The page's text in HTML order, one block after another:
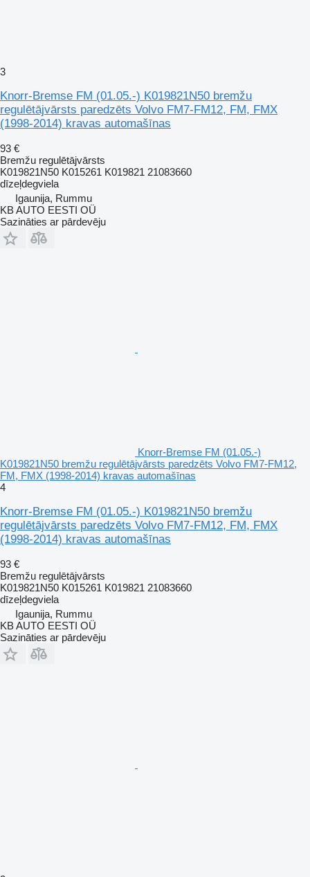
3
Knorr-Bremse FM (01.05.-) K019821N50 bremžu
regulētājvārsts paredzēts Volvo FM7-FM12, FM, FMX
(1998-2014) kravas automašīnas
93 €
Bremžu regulētājvārsts
K019821N50 K015261 K019821 21083660
dīzeļdegviela
Igaunija, Rummu
KB AUTO EESTI OÜ
Sazināties ar pārdevēju
Knorr-Bremse FM (01.05.-)
K019821N50 bremžu regulētājvārsts paredzēts Volvo FM7-FM12,
FM, FMX (1998-2014) kravas automašīnas
4
Knorr-Bremse FM (01.05.-) K019821N50 bremžu
regulētājvārsts paredzēts Volvo FM7-FM12, FM, FMX
(1998-2014) kravas automašīnas
93 €
Bremžu regulētājvārsts
K019821N50 K015261 K019821 21083660
dīzeļdegviela
Igaunija, Rummu
KB AUTO EESTI OÜ
Sazināties ar pārdevēju